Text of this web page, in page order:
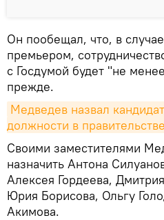
Он пообещал, что, в
премьером,
с Госдумой будет "не
прежде.
Медведев назвал
должности в
Своими заместителями
назначить Антона
Алексея Гордеева,
Юрия Борисова, Ольгу
Акимова.